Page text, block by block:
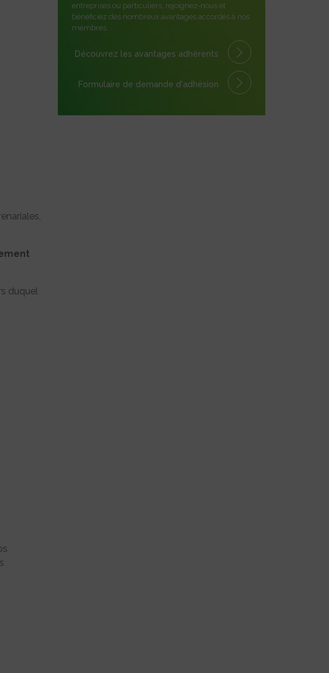
duquel
entreprises ou particuliers, rejoignez-nous et
bénéficiez des nombreux avantages accordés à nos
membres.
Découvrez les avantages adhérents
Formulaire de demande d'adhésion